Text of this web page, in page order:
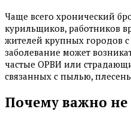
Чаще всего хронический
курильщиков, работников
жителей крупных городов
заболевание может
частые ОРВИ или
связанных с пылью,
Почему важно не